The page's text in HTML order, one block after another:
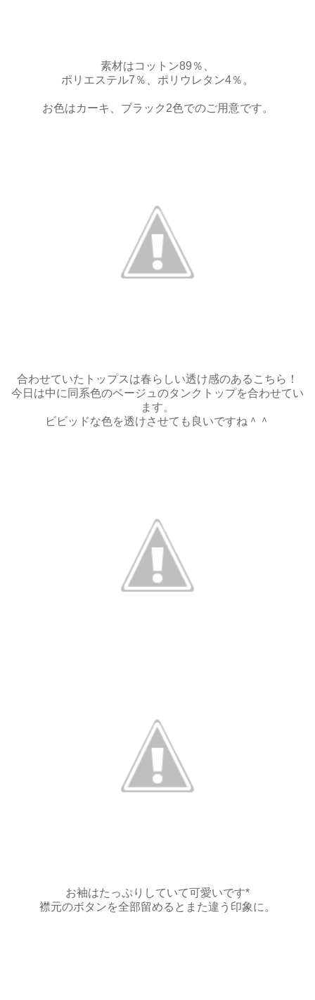
素材はコットン89％、
ポリエステル7％、ポリウレタン4％。
お色はカーキ、ブラック2色でのご用意です。
合わせていたトップスは春らしい透け感のあるこちら！
今日は中に同系色のベージュのタンクトップを合わせてい
ます。
ビビッドな色を透けさせても良いですね＾＾
お袖はたっぷりしていて可愛いです*
襟元のボタンを全部留めるとまた違う印象に。